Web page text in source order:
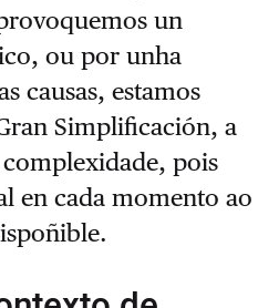
un
ou por unha
causas, estamos
Simplificación, a
pois
en cada momento ao